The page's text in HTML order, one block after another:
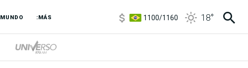
MUNDO :MÁS
3,8/4
18°